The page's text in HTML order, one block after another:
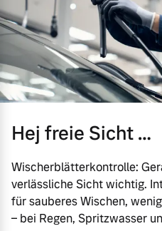
Hej freie Sicht …
Wischerblätterkontrolle:
verlässliche Sicht wichtig.
für sauberes Wischen,
– bei Regen, Spritzwasser